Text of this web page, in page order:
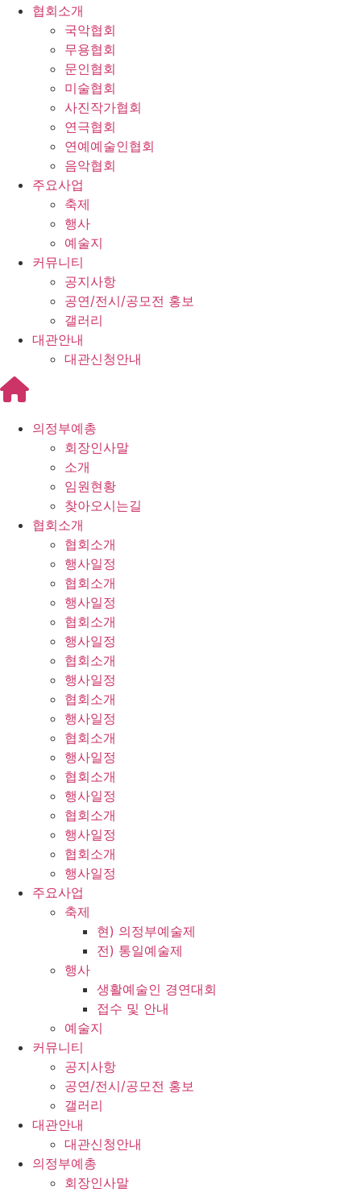
협회소개
국악협회
무용협회
문인협회
미술협회
사진작가협회
연극협회
연예예술인협회
음악협회
주요사업
축제
행사
예술지
커뮤니티
공지사항
공연/전시/공모전 홍보
갤러리
대관안내
대관신청안내
의정부예총
회장인사말
소개
임원현황
찾아오시는길
협회소개
협회소개
행사일정
협회소개
행사일정
협회소개
행사일정
협회소개
행사일정
협회소개
행사일정
협회소개
행사일정
협회소개
행사일정
협회소개
행사일정
협회소개
행사일정
주요사업
축제
현) 의정부예술제
전) 통일예술제
행사
생활예술인 경연대회
접수 및 안내
예술지
커뮤니티
공지사항
공연/전시/공모전 홍보
갤러리
대관안내
대관신청안내
의정부예총
회장인사말